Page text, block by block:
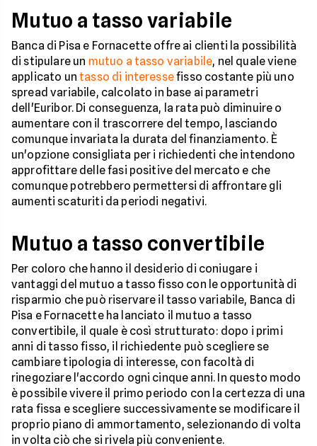
Mutuo a tasso variabile
Banca di Pisa e Fornacette offre ai clienti la possibilità
di stipulare un mutuo a tasso variabile, nel quale viene
applicato untasso di interessefisso costante più uno
spread variabile, calcolato in base ai parametri
dell'Euribor. Di conseguenza, la rata può diminuire o
aumentare con il trascorrere del tempo, lasciando
comunque invariata la durata del finanziamento. È
un'opzione consigliata per i richiedenti che intendono
approfittare delle fasi positive del mercato e che
comunque potrebbero permettersi di affrontare gli
aumenti scaturiti da periodi negativi.
Mutuo a tasso convertibile
Per coloro che hanno il desiderio di coniugare i
vantaggi del mutuo a tasso fisso con le opportunità di
risparmio che può riservare il tasso variabile, Banca di
Pisa e Fornacette ha lanciato il mutuo a tasso
convertibile, il quale è così strutturato: dopo i primi
anni di tasso fisso, il richiedente può scegliere se
cambiare tipologia di interesse, con facoltà di
rinegoziare l'accordo ogni cinque anni. In questo modo
è possibile vivere il primo periodo con la certezza di una
rata fissa e scegliere successivamente se modificare il
proprio piano di ammortamento, selezionando di volta
in volta ciò che si rivela più conveniente.